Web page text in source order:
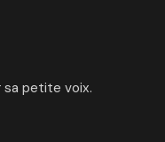
sa petite voix.